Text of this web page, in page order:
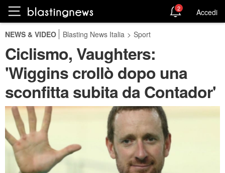
2 Accedi
NEWS & VIDEO Blasting News Italia > Sport
Ciclismo, Vaughters:
'Wiggins crollò dopo una
sconfitta subita da Contador'